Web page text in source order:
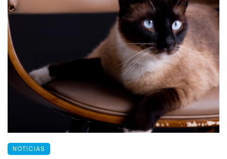
NOTICIAS